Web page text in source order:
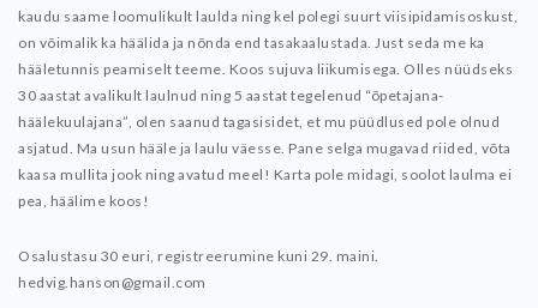
kaudu saame loomulikult laulda ning kel polegi suurt viisipidamisoskust,
on võimalik ka häälida ja nõnda end tasakaalustada. Just seda me ka
hääletunnis peamiselt teeme. Koos sujuva liikumisega. Olles nüüdseks
30 aastat avalikult laulnud ning 5 aastat tegelenud “õpetajana-
häälekuulajana”, olen saanud tagasisidet, et mu püüdlused pole olnud
asjatud. Ma usun hääle ja laulu väesse. Pane selga mugavad riided, võta
kaasa mullita jook ning avatud meel! Karta pole midagi, soolot laulma ei
pea, häälime koos!
Osalustasu 30 euri, registreerumine kuni 29. maini.
hedvig.hanson@gmail.com